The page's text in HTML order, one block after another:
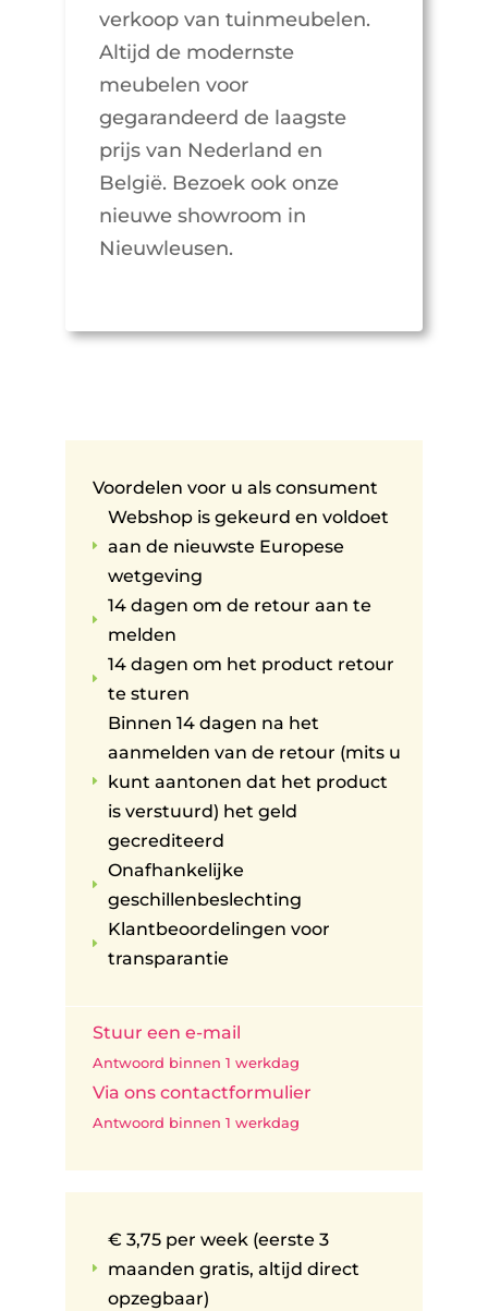
verkoop van tuinmeubelen.
Altijd de modernste
meubelen voor
gegarandeerd de laagste
prijs van Nederland en
België. Bezoek ook onze
nieuwe showroom in
Nieuwleusen.
Voordelen voor u als consument
E
Webshop is gekeurd en voldoet
aan de nieuwste Europese
wetgeving
E
14 dagen om de retour aan te
melden
E
14 dagen om het product retour
te sturen
E
Binnen 14 dagen na het
aanmelden van de retour (mits u
kunt aantonen dat het product
is verstuurd) het geld
gecrediteerd
E
Onafhankelijke
geschillenbeslechting
E
Klantbeoordelingen voor
transparantie
Stuur een e-mail
Antwoord binnen 1 werkdag
Via ons contactformulier
Antwoord binnen 1 werkdag
E
€ 3,75 per week (eerste 3
maanden gratis, altijd direct
opzegbaar)